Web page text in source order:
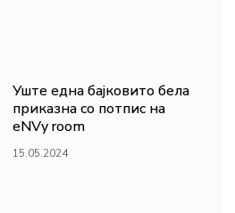
Уште една бајковито бела
приказна со потпис на
eNVy room
15.05.2024